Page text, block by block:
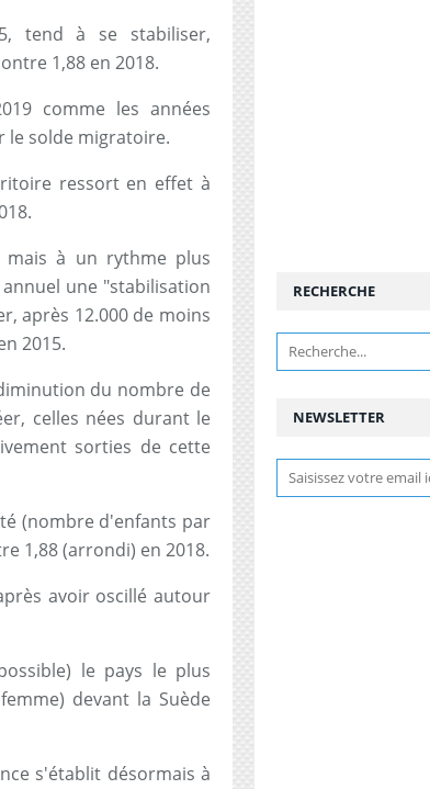
tend à se stabiliser,
1,88 en 2018.
comme les années
le solde migratoire.
ressort en effet à
mais à un rythme plus
une "stabilisation
après 12.000 de moins
2015.
du nombre de
celles nées durant le
sorties de cette
(nombre d'enfants par
1,88 (arrondi) en 2018.
avoir oscillé autour
le pays le plus
devant la Suède
s'établit désormais à
NEWSLETTER
RECHERCHE